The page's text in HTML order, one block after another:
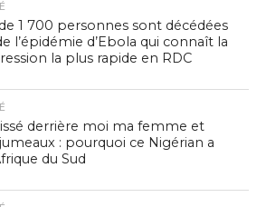
1 700 personnes sont décédées
l’épidémie d’Ebola qui connaît la
la plus rapide en RDC
derrière moi ma femme et
: pourquoi ce Nigérian a
du Sud